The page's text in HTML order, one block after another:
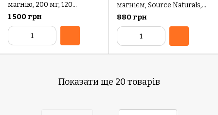
магнію, 200 мг, 120
вегетаріанських капсул
1 500 грн
магнієм, Source Naturals,
120 таблеток
880 грн
Показати ще 20 товарів